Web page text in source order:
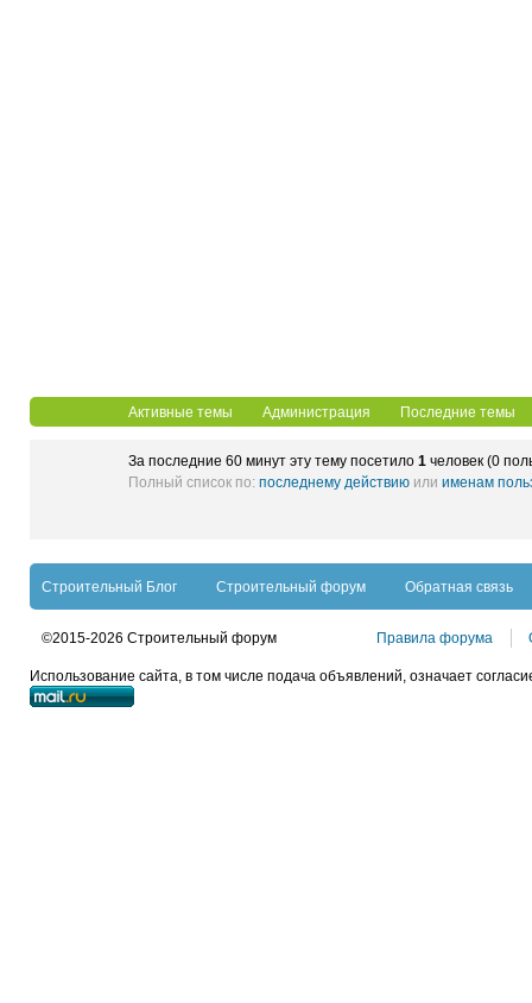
Активные темы Администрация Последние темы
За последние 60 минут эту тему посетило 1 человек (0
Полный список по: последнему действию или именам
Строительный Блог Строительный форум Обратная связь
©2015-2026 Строительный форум Правила форума
Использование сайта, в том числе подача объявлений, означает